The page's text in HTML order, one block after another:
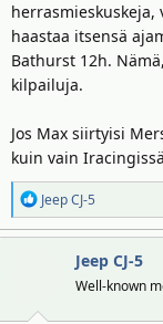
herrasmieskuskeja,
haastaa itsensä
Bathurst 12h.
kilpailuja.
Jos Max siirtyisi
kuin vain
R
e
a
Jeep CJ-5
Jeep CJ-5
Well-known